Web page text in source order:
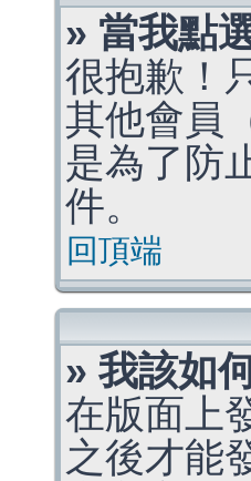
» 當我點
很抱歉！
其他會員
是為了防
件。
回頂端
» 我該如
在版面上
之後才能